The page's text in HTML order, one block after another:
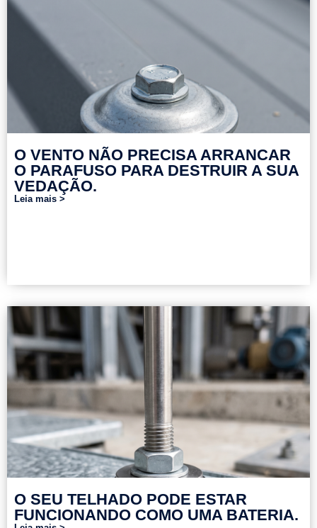
O VENTO NÃO PRECISA ARRANCAR
O PARAFUSO PARA DESTRUIR A SUA
VEDAÇÃO.
Leia mais >
O SEU TELHADO PODE ESTAR
FUNCIONANDO COMO UMA BATERIA.